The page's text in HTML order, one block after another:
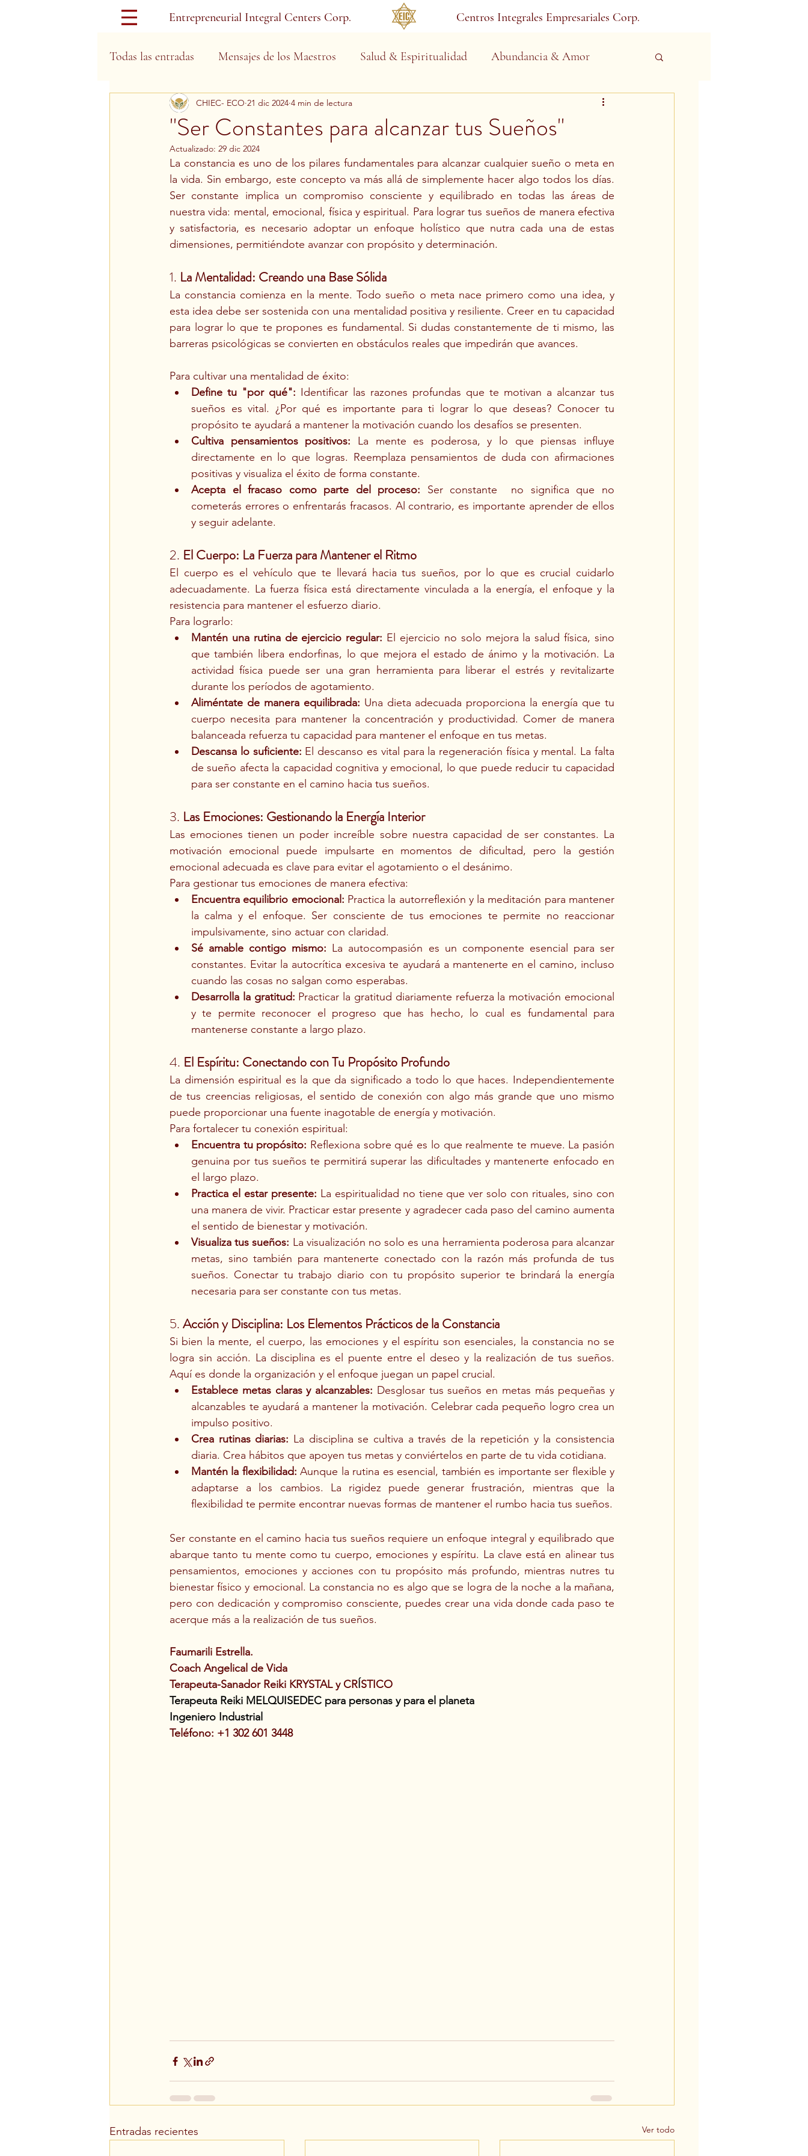
Entrepreneurial Integral Centers Corp. Centros Integrales Empresariales Corp.
Todas las entradas Mensajes de los Maestros Salud & Espiritualidad Abundancia & Amor
Días Festivos
"Ser Constantes para alcanzar tus Sueños"
CHIEC- ECO 21 dic 2024 4 min de lectura
Actualizado: 29 dic 2024
La constancia es uno de los pilares fundamentales para alcanzar cualquier sueño o meta en
la vida. Sin embargo, este concepto va más allá de simplemente hacer algo todos los días.
Ser constante implica un compromiso consciente y equilibrado en todas las áreas de
nuestra vida: mental, emocional, física y espiritual. Para lograr tus sueños de manera efectiva
y satisfactoria, es necesario adoptar un enfoque holístico que nutra cada una de estas
dimensiones, permitiéndote avanzar con propósito y determinación.
1. La Mentalidad: Creando una Base Sólida
La constancia comienza en la mente. Todo sueño o meta nace primero como una idea, y
esta idea debe ser sostenida con una mentalidad positiva y resiliente. Creer en tu capacidad
para lograr lo que te propones es fundamental. Si dudas constantemente de ti mismo, las
barreras psicológicas se convierten en obstáculos reales que impedirán que avances.
Para cultivar una mentalidad de éxito:
Define tu "por qué": Identificar las razones profundas que te motivan a alcanzar tus
sueños es vital. ¿Por qué es importante para ti lograr lo que deseas? Conocer tu
propósito te ayudará a mantener la motivación cuando los desafíos se presenten.
Cultiva pensamientos positivos: La mente es poderosa, y lo que piensas influye
directamente en lo que logras. Reemplaza pensamientos de duda con afirmaciones
positivas y visualiza el éxito de forma constante.
Acepta el fracaso como parte del proceso: Ser constante  no significa que no
cometerás errores o enfrentarás fracasos. Al contrario, es importante aprender de ellos
y seguir adelante.
2. El Cuerpo: La Fuerza para Mantener el Ritmo
El cuerpo es el vehículo que te llevará hacia tus sueños, por lo que es crucial cuidarlo
adecuadamente. La fuerza física está directamente vinculada a la energía, el enfoque y la
resistencia para mantener el esfuerzo diario.
Para lograrlo:
Mantén una rutina de ejercicio regular: El ejercicio no solo mejora la salud física, sino
que también libera endorfinas, lo que mejora el estado de ánimo y la motivación. La
actividad física puede ser una gran herramienta para liberar el estrés y revitalizarte
durante los períodos de agotamiento.
Aliméntate de manera equilibrada: Una dieta adecuada proporciona la energía que tu
cuerpo necesita para mantener la concentración y productividad. Comer de manera
balanceada refuerza tu capacidad para mantener el enfoque en tus metas.
Descansa lo suficiente: El descanso es vital para la regeneración física y mental. La falta
de sueño afecta la capacidad cognitiva y emocional, lo que puede reducir tu capacidad
para ser constante en el camino hacia tus sueños.
3. Las Emociones: Gestionando la Energía Interior
Las emociones tienen un poder increíble sobre nuestra capacidad de ser constantes. La
motivación emocional puede impulsarte en momentos de dificultad, pero la gestión
emocional adecuada es clave para evitar el agotamiento o el desánimo.
Para gestionar tus emociones de manera efectiva:
Encuentra equilibrio emocional: Practica la autorreflexión y la meditación para mantener
la calma y el enfoque. Ser consciente de tus emociones te permite no reaccionar
impulsivamente, sino actuar con claridad.
Sé amable contigo mismo: La autocompasión es un componente esencial para ser
constantes. Evitar la autocrítica excesiva te ayudará a mantenerte en el camino, incluso
cuando las cosas no salgan como esperabas.
Desarrolla la gratitud: Practicar la gratitud diariamente refuerza la motivación emocional
y te permite reconocer el progreso que has hecho, lo cual es fundamental para
mantenerse constante a largo plazo.
4. El Espíritu: Conectando con Tu Propósito Profundo
La dimensión espiritual es la que da significado a todo lo que haces. Independientemente
de tus creencias religiosas, el sentido de conexión con algo más grande que uno mismo
puede proporcionar una fuente inagotable de energía y motivación.
Para fortalecer tu conexión espiritual:
Encuentra tu propósito: Reflexiona sobre qué es lo que realmente te mueve. La pasión
genuina por tus sueños te permitirá superar las dificultades y mantenerte enfocado en
el largo plazo.
Practica el estar presente: La espiritualidad no tiene que ver solo con rituales, sino con
una manera de vivir. Practicar estar presente y agradecer cada paso del camino aumenta
el sentido de bienestar y motivación.
Visualiza tus sueños: La visualización no solo es una herramienta poderosa para alcanzar
metas, sino también para mantenerte conectado con la razón más profunda de tus
sueños. Conectar tu trabajo diario con tu propósito superior te brindará la energía
necesaria para ser constante con tus metas.
5. Acción y Disciplina: Los Elementos Prácticos de la Constancia
Si bien la mente, el cuerpo, las emociones y el espíritu son esenciales, la constancia no se
logra sin acción. La disciplina es el puente entre el deseo y la realización de tus sueños.
Aquí es donde la organización y el enfoque juegan un papel crucial.
Establece metas claras y alcanzables: Desglosar tus sueños en metas más pequeñas y
alcanzables te ayudará a mantener la motivación. Celebrar cada pequeño logro crea un
impulso positivo.
Crea rutinas diarias: La disciplina se cultiva a través de la repetición y la consistencia
diaria. Crea hábitos que apoyen tus metas y conviértelos en parte de tu vida cotidiana.
Mantén la flexibilidad: Aunque la rutina es esencial, también es importante ser flexible y
adaptarse a los cambios. La rigidez puede generar frustración, mientras que la
flexibilidad te permite encontrar nuevas formas de mantener el rumbo hacia tus sueños.
Ser constante en el camino hacia tus sueños requiere un enfoque integral y equilibrado que
abarque tanto tu mente como tu cuerpo, emociones y espíritu. La clave está en alinear tus
pensamientos, emociones y acciones con tu propósito más profundo, mientras nutres tu
bienestar físico y emocional. La constancia no es algo que se logra de la noche a la mañana,
pero con dedicación y compromiso consciente, puedes crear una vida donde cada paso te
acerque más a la realización de tus sueños.
Faumarili Estrella.
Coach Angelical de Vida
Terapeuta-Sanador Reiki KRYSTAL y CRÍSTICO
Terapeuta Reiki MELQUISEDEC para personas y para el planeta
Ingeniero Industrial
Teléfono: +1 302 601 3448
Entradas recientes Ver todo